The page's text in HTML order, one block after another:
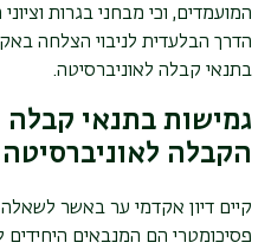
המועמדים, וכי מבחני בגרות
הדרך הבלעדית לניבוי הצלחה
בתנאי קבלה לאוניברסיטה.
גמישות בתנאי
הקבלה לאוניברסיטה
קיים דיון אקדמי ער באשר לשאלה
פסיכומטרי הם המנבאים